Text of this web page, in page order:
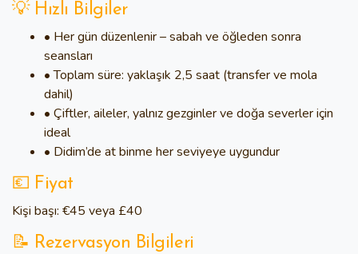
💡 Hızlı Bilgiler
• Her gün düzenlenir – sabah ve öğleden sonra
seansları
• Toplam süre: yaklaşık 2,5 saat (transfer ve mola
dahil)
• Çiftler, aileler, yalnız gezginler ve doğa severler için
ideal
• Didim’de at binme her seviyeye uygundur
💶 Fiyat
Kişi başı: €45 veya £40
📝 Rezervasyon Bilgileri